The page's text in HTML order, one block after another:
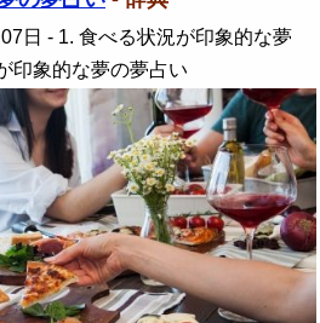
日 - 1. 食べる状況が印象的な夢
印象的な夢の夢占い